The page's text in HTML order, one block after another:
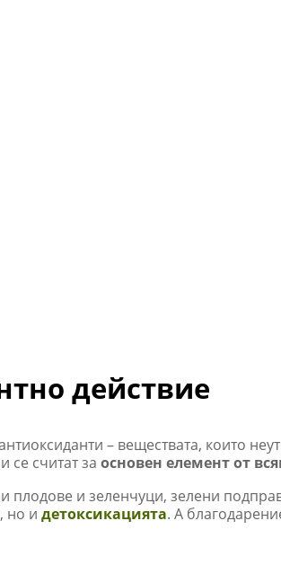
действие
– веществата, които
се считат заосновен елемент от
плодове и зеленчуци, зелени
но идетоксикацията. А